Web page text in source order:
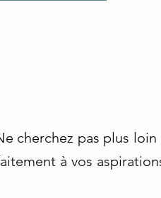
cherchez pas plus loin
à vos